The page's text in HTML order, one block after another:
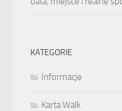
KATEGORIE
Informacje
Karta Walk